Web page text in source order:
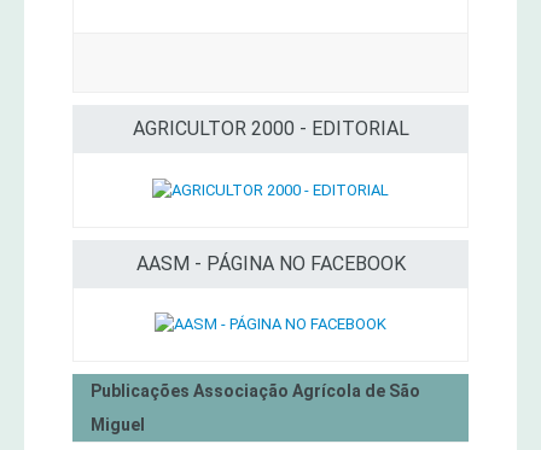
AGRICULTOR 2000 - EDITORIAL
AASM - PÁGINA NO FACEBOOK
Publicações Associação Agrícola de São
Miguel